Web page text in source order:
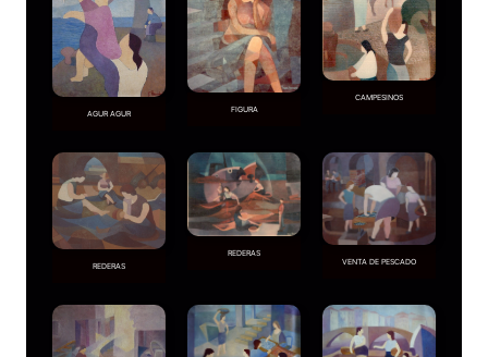
AGUR AGUR FIGURA
CAMPESINOS
REDERAS
REDERAS
VENTA DE PESCADO